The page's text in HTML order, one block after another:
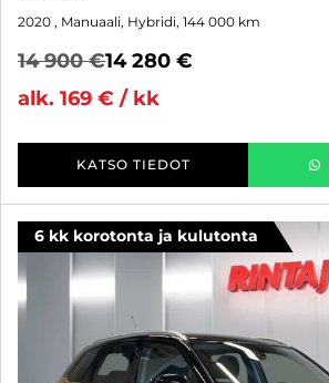
2020 , Manuaali, Hybridi, 144 000 km
14 900 €14 280 €
alk. 169 € / kk
KATSO TIEDOT
6 kk korotonta ja kulutonta